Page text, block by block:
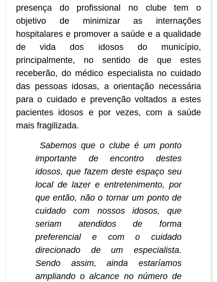
presença do profissional no clube tem o
objetivo de minimizar as internações
hospitalares e promover a saúde e a qualidade
de vida dos idosos do município,
principalmente, no sentido de que estes
receberão, do médico especialista no cuidado
das pessoas idosas, a orientação necessária
para o cuidado e prevenção voltados a estes
pacientes idosos e por vezes, com a saúde
mais fragilizada.
Sabemos que o clube é um ponto
importante de encontro destes
idosos, que fazem deste espaço seu
local de lazer e entretenimento, por
que então, não o tornar um ponto de
cuidado com nossos idosos, que
seriam atendidos de forma
preferencial e com o cuidado
direcionado de um especialista.
Sendo assim, ainda estaríamos
ampliando o alcance no número de